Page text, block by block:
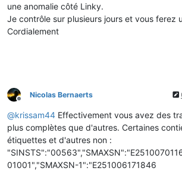
une anomalie côté Linky.
Je contrôle sur plusieurs jours et vous ferez
Cordialement
Offline
Nicolas Bernaerts
@krissam44 Effectivement vous avez des
plus complètes que d'autres. Certaines
étiquettes et d'autres non :
01001","SMAXSN-1":"E251006171846